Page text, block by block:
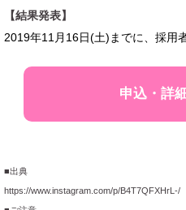
【結果発表】
2019年11月16日(土)までに、採用
申込・詳
■出典
https://www.instagram.com/p/B4T7QFXHrL-/